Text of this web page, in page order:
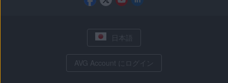
日本語
AVG Account にログイン